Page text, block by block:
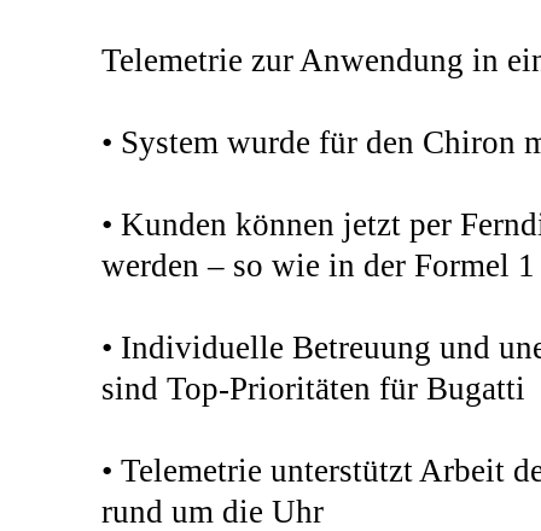
Telemetrie zur Anwendung in
• System wurde für den Chiron
• Kunden können jetzt per
werden – so wie in der Formel
• Individuelle Betreuung und
sind Top-Prioritäten für Bugatti
• Telemetrie unterstützt Arbeit
rund um die Uhr